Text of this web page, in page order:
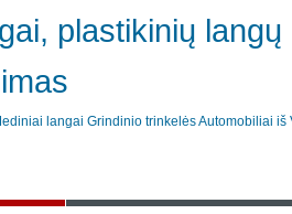
plastikinių
langai Grindinio trinkelėsAutomobiliai iš